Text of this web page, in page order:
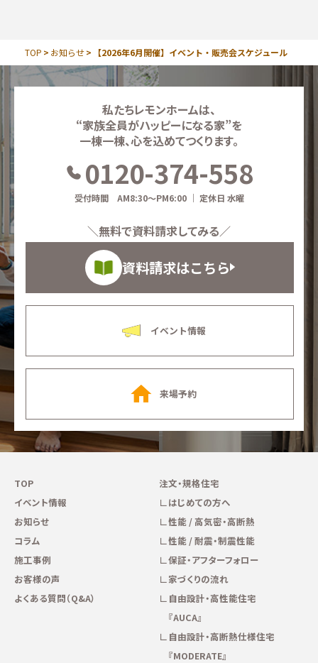
TOP お知らせ 【2026年6月開催】イベント・販売会スケジュール
私たちレモンホームは、
“家族全員がハッピーになる家”を
一棟一棟、心を込めてつくります。
0120-374-558
受付時間 AM8:30～PM6:00 ｜ 定休日 水曜
＼無料で資料請求してみる／
資料請求はこちら
イベント情報
来場予約
TOP
イベント情報
お知らせ
コラム
施工事例
お客様の声
よくある質問（Q&A）
注文・規格住宅
はじめての方へ
性能 / 高気密・高断熱
性能 / 耐震・制震性能
保証・アフターフォロー
家づくりの流れ
自由設計・高性能住宅
『AUCA』
自由設計・高断熱仕様住宅
『MODERATE』